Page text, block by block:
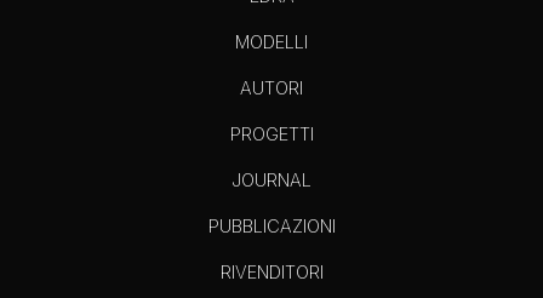
MODELLI
AUTORI
PROGETTI
JOURNAL
PUBBLICAZIONI
RIVENDITORI